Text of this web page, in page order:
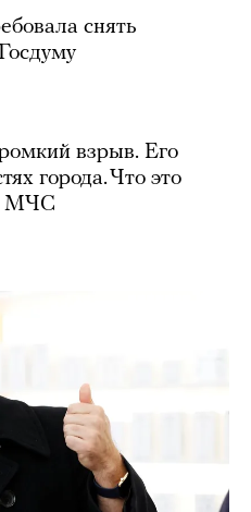
снять
взрыв. Его
города. Что это
МЧС